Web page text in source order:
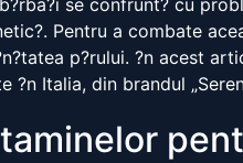
se confrunt? cu
Pentru a combate
p?rului. ?n acest
Italia, din brandul